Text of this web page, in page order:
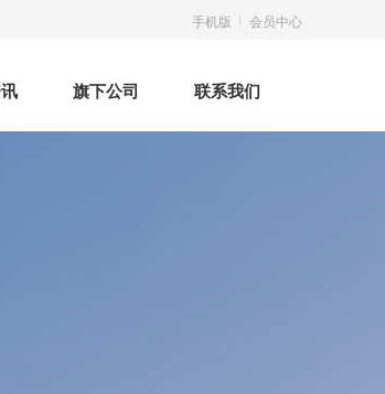
手机版 会员中心
旗下公司 联系我们